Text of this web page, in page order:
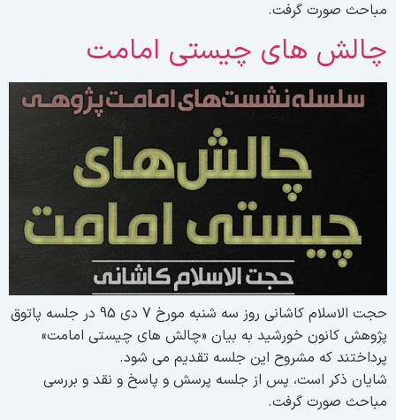
صورت گرفت.
های چیستی امامت
حجت الاسلام کاشانی روز سه شنبه مورخ 7 دی 95 در جلسه پاتوق
کانون خورشید به بیان «چالش های چیستی امامت»
که مشروح این جلسه تقدیم می شود.
ذکر است، پس از جلسه پرسش و پاسخ و نقد و بررسی
صورت گرفت.